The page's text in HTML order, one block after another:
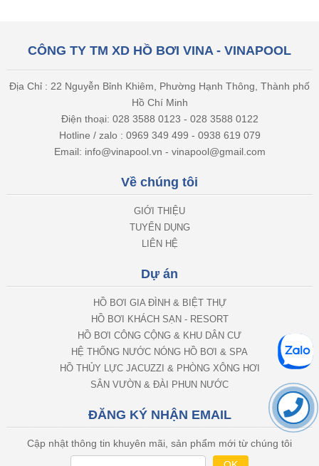
CÔNG TY TM XD HỒ BƠI VINA - VINAPOOL
Địa Chỉ : 22 Nguyễn Bỉnh Khiêm, Phường Hạnh Thông, Thành phố
Hồ Chí Minh
Điện thoại: 028 3588 0123 - 028 3588 0122
Hotline / zalo : 0969 349 499 - 0938 619 079
Email: info@vinapool.vn - vinapool@gmail.com
Về chúng tôi
GIỚI THIỆU
TUYỂN DỤNG
LIÊN HỆ
Dự án
HỒ BƠI GIA ĐÌNH & BIỆT THỰ
HỒ BƠI KHÁCH SẠN - RESORT
HỒ BƠI CÔNG CỘNG & KHU DÂN CƯ
HỆ THỐNG NƯỚC NÓNG HỒ BƠI & SPA
HỒ THỦY LỰC JACUZZI & PHÒNG XÔNG HƠI
SÂN VƯỜN & ĐÀI PHUN NƯỚC
ĐĂNG KÝ NHẬN EMAIL
Cập nhật thông tin khuyên mãi, sản phẩm mới từ chúng tôi